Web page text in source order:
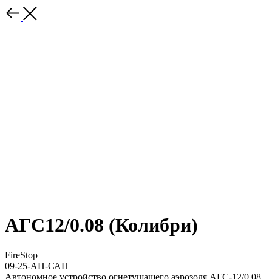
АГС12/0.08 (Колибри)
FireStop
09-25-АП-САП
Автономное устройство огнетушащего аэрозоля АГС-12/0.08